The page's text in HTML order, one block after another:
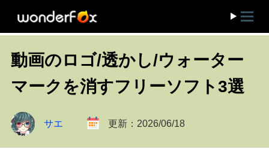
動画のロゴ/透かし/ウォーター
マークを消すフリーソフト3選
サエ 更新：2026/06/18